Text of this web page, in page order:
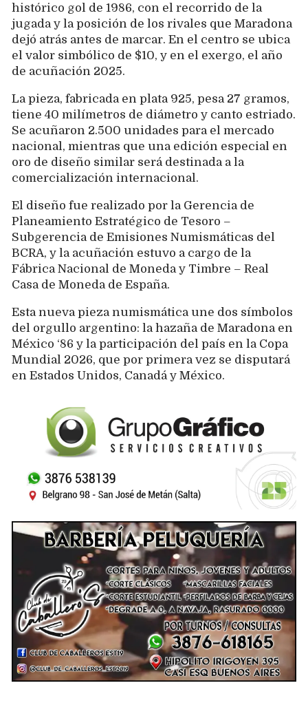
histórico gol de 1986, con el recorrido de la
jugada y la posición de los rivales que Maradona
dejó atrás antes de marcar. En el centro se ubica
el valor simbólico de $10, y en el exergo, el año
de acuñación 2025.
La pieza, fabricada en plata 925, pesa 27 gramos,
tiene 40 milímetros de diámetro y canto estriado.
Se acuñaron 2.500 unidades para el mercado
nacional, mientras que una edición especial en
oro de diseño similar será destinada a la
comercialización internacional.
El diseño fue realizado por la Gerencia de
Planeamiento Estratégico de Tesoro –
Subgerencia de Emisiones Numismáticas del
BCRA, y la acuñación estuvo a cargo de la
Fábrica Nacional de Moneda y Timbre – Real
Casa de Moneda de España.
Esta nueva pieza numismática une dos símbolos
del orgullo argentino: la hazaña de Maradona en
México ‘86 y la participación del país en la Copa
Mundial 2026, que por primera vez se disputará
en Estados Unidos, Canadá y México.